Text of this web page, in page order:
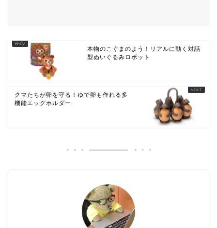
本物のこぐまのよう！リアルに動く対話
型ぬいぐるみロボット
クマたちが卵を守る！ゆで卵も作れる多
機能エッグホルダー